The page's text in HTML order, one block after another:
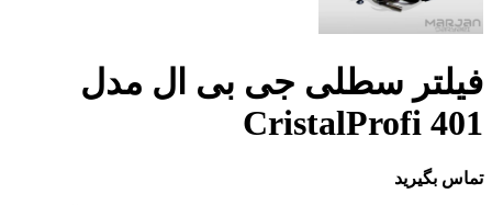
فیلتر سطلی جی بی ال مدل
CristalProfi 401
تماس بگیرید